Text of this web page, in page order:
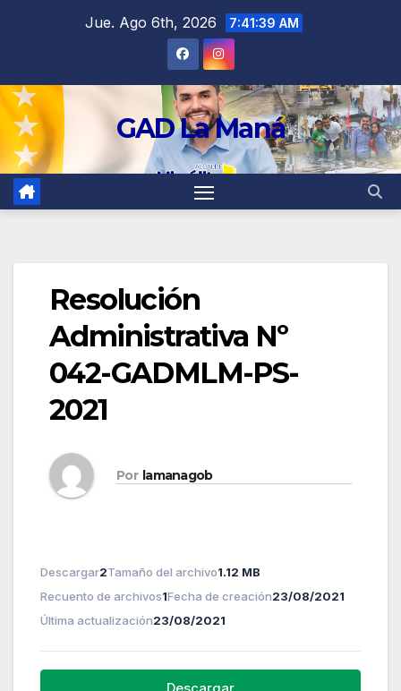
Jue. Ago 6th, 2026 7:41:40 AM
GAD La Maná
Resolución
Administrativa Nº
042-GADMLM-PS-
2021
Por lamanagob
Descargar2Tamaño del archivo1.12 MB
Recuento de archivos1Fecha de creación23/08/2021
Última actualización23/08/2021